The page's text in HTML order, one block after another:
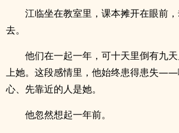
江临坐在教室里，课本摊开在眼前
去。
他们在一起一年，可十天里倒有九
上她。这段感情里，他始终患得患失——
心、先靠近的人是她。
他忽然想起一年前。